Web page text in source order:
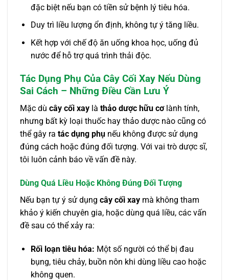
đặc biệt nếu bạn có tiền sử bệnh lý tiêu hóa.
Duy trì liều lượng ổn định, không tự ý tăng liều.
Kết hợp với chế độ ăn uống khoa học, uống đủ
nước để hỗ trợ quá trình thải độc.
Tác Dụng Phụ Của Cây Cối Xay Nếu Dùng
Sai Cách – Những Điều Cần Lưu Ý
Mặc dù cây cối xay là thảo dược hữu cơlành tính,
nhưng bất kỳ loại thuốc hay thảo dược nào cũng có
thể gây ra tác dụng phụ nếu không được sử dụng
đúng cách hoặc đúng đối tượng. Với vai trò dược sĩ,
tôi luôn cảnh báo về vấn đề này.
Dùng Quá Liều Hoặc Không Đúng Đối Tượng
Nếu bạn tự ý sử dụng cây cối xay mà không tham
khảo ý kiến chuyên gia, hoặc dùng quá liều, các vấn
đề sau có thể xảy ra:
Rối loạn tiêu hóa: Một số người có thể bị đau
bụng, tiêu chảy, buồn nôn khi dùng liều cao hoặc
không quen.